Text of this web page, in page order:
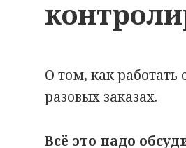
О том, как
разовых заказах.
Всё это надо